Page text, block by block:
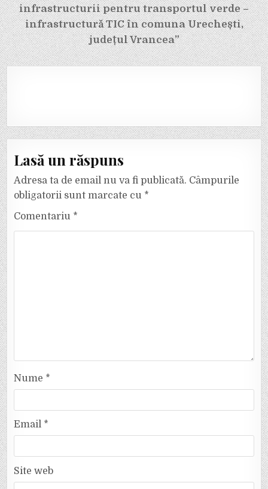
infrastructurii pentru transportul verde –
infrastructură TIC în comuna Urechești,
județul Vrancea”
Lasă un răspuns
Adresa ta de email nu va fi publicată. Câmpurile
obligatorii sunt marcate cu *
Comentariu *
Nume *
Email *
Site web